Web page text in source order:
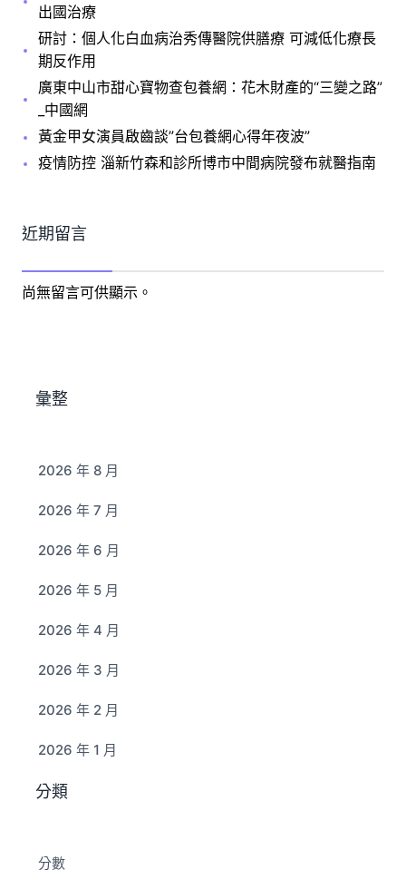
出國治療
研討：個人化白血病治秀傳醫院供膳療 可減低化療長
期反作用
廣東中山市甜心寶物查包養網：花木財產的“三變之路”
_中國網
黃金甲女演員啟齒談”台包養網心得年夜波”
疫情防控 淄新竹森和診所博市中間病院發布就醫指南
近期留言
尚無留言可供顯示。
彙整
2026 年 8 月
2026 年 7 月
2026 年 6 月
2026 年 5 月
2026 年 4 月
2026 年 3 月
2026 年 2 月
2026 年 1 月
分類
分數